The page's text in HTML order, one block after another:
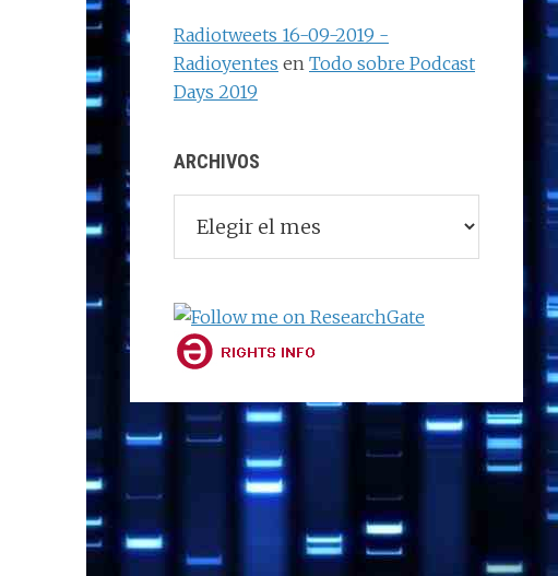
Radiotweets 16-09-2019 -
Radioyentes en Todo sobre Podcast
Days 2019
ARCHIVOS